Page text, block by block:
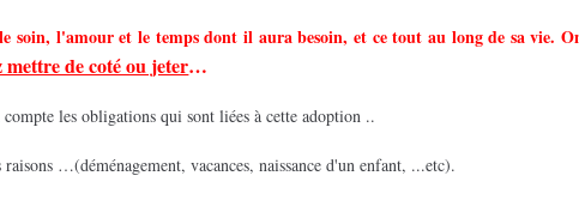
soin, l'amour et le temps dont il aura besoin, et ce tout au long de sa vie.
de coté ou jeter…
les obligations qui sont liées à cette adoption ..
raisons …(déménagement, vacances, naissance d'un enfant, ...etc).